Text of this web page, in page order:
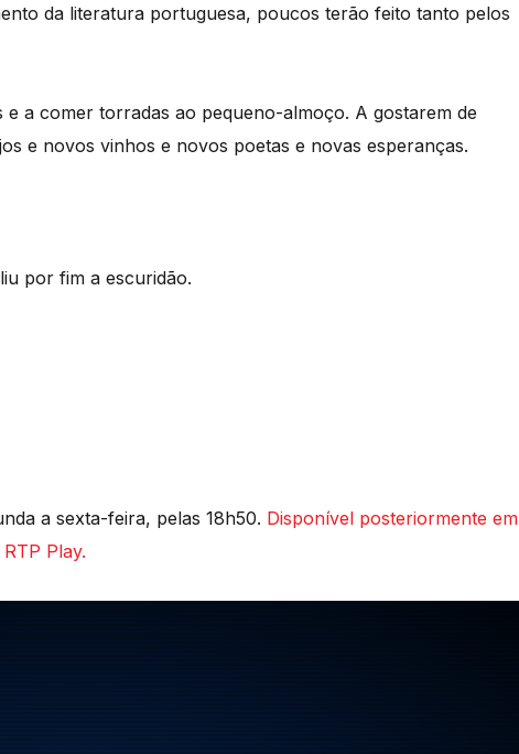
da literatura portuguesa, poucos terão feito tanto pelos
a comer torradas ao pequeno-almoço. A gostarem de
e novos vinhos e novos poetas e novas esperanças.
por fim a escuridão.
a sexta-feira, pelas 18h50. Disponível posteriormente em
Play.